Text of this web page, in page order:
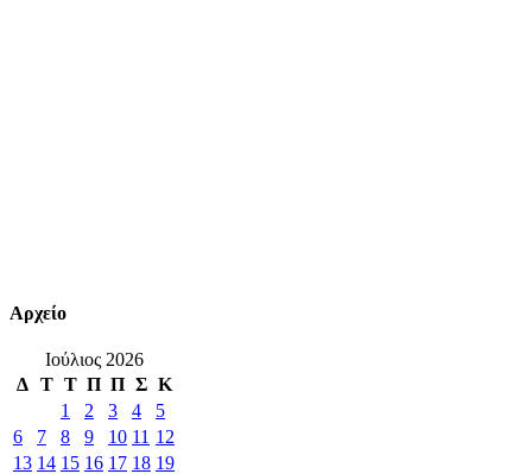
Αρχείο
Ιούλιος 2026
Δ Τ Τ Π Π Σ Κ
1
2 3 4
5
6
7 8 9 10 11 12
13 14 15 16 17 18 19